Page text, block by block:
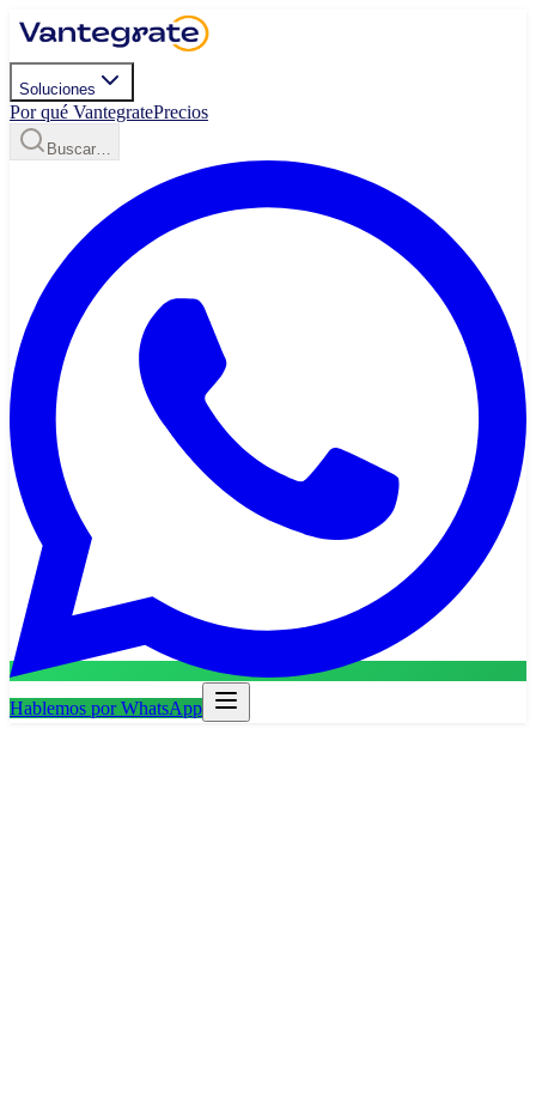
Soluciones
Por qué VantegratePrecios
Buscar…
Hablemos por WhatsApp